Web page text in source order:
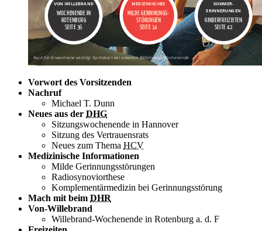
Vorwort des Vorsitzenden
Nachruf
Michael T. Dunn
Neues aus der DHG
Sitzungswochenende in Hannover
Sitzung des Vertrauensrats
Neues zum Thema HCV
Medizinische Informationen
Milde Gerinnungsstörungen
Radiosynoviorthese
Komplementärmedizin bei Gerinnungsstörung
Mach mit beim DHR
Von-Willebrand
Willebrand-Wochenende in Rotenburg a. d. F